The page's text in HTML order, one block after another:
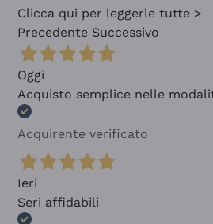
Clicca qui per leggerle tutte >
Precedente Successivo
Oggi
Acquisto semplice nelle
Acquirente verificato
Ieri
Seri affidabili